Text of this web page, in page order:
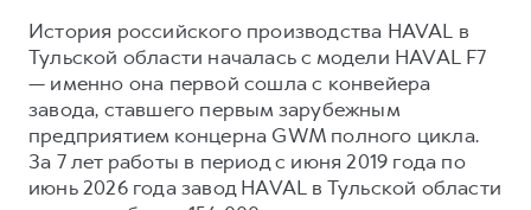
Сервис для корпоративных клиентов
HAVAL Лизинг
АКСЕССУАРЫ HAVAL
Автомобильные аксессуары
АКСЕССУАРЫ HAVAL
Автомобильные аксессуары
Коллекция CITY
Коллекция Базовая
История российского производства HAVAL в
Тульской области началась с модели HAVAL F7
— именно она первой сошла с конвейера
завода, ставшего первым зарубежным
предприятием концерна GWM полного цикла.
За 7 лет работы в период с июня 2019 года по
июнь 2026 года завод HAVAL в Тульской области